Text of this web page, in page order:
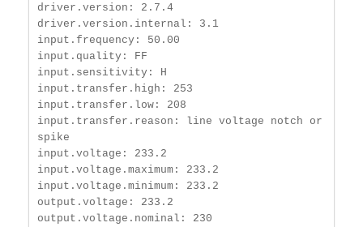
driver.version: 2.7.4
driver.version.internal: 3.1
input.frequency: 50.00
input.quality: FF
input.sensitivity: H
input.transfer.high: 253
input.transfer.low: 208
input.transfer.reason: line voltage notch or
spike
input.voltage: 233.2
input.voltage.maximum: 233.2
input.voltage.minimum: 233.2
output.voltage: 233.2
output.voltage.nominal: 230